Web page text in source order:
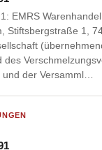
EMRS Warenhandel
Stiftsbergstraße 1,
des
der Versamml…